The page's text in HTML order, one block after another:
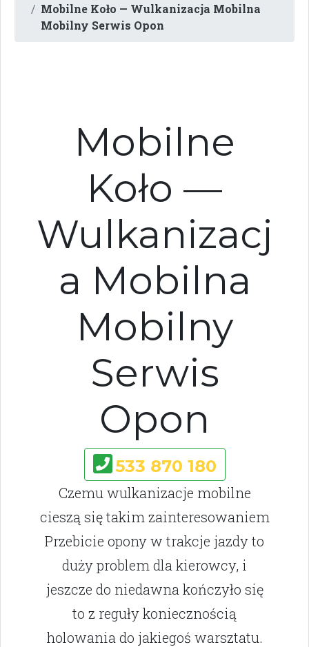
Mobilne Koło — Wulkanizacja Mobilna
Mobilny Serwis Opon
Mobilne
Koło —
Wulkanizacj
a Mobilna
Mobilny
Serwis
Opon
533 870 180
Czemu wulkanizacje mobilne
cieszą się takim zainteresowaniem
Przebicie opony w trakcje jazdy to
duży problem dla kierowcy, i
jeszcze do niedawna kończyło się
to z reguły koniecznością
holowania do jakiegoś warsztatu.